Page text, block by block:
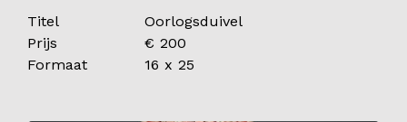
Titel
Oorlogsduivel
Prijs
€ 200
Formaat
16 x 25